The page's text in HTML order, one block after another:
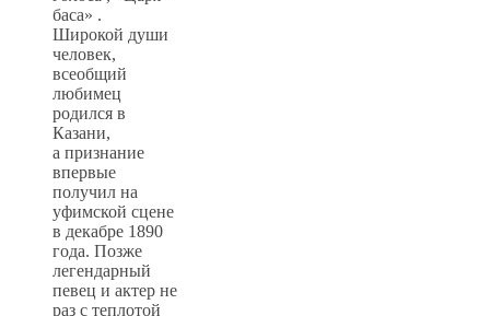
баса» .
Широкой души
человек,
всеобщий
любимец
родился в
Казани,
а признание
впервые
получил на
уфимской сцене
в декабре 1890
года. Позже
легендарный
певец и актер не
раз с теплотой